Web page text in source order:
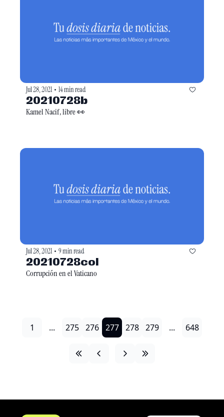
Jul 28, 2021 • 14 min read
20210728b
Kamel Nacif, libre 👀
Jul 28, 2021 • 9 min read
20210728col
Corrupción en el Vaticano
1 ... 275 276 277 278 279 ... 648